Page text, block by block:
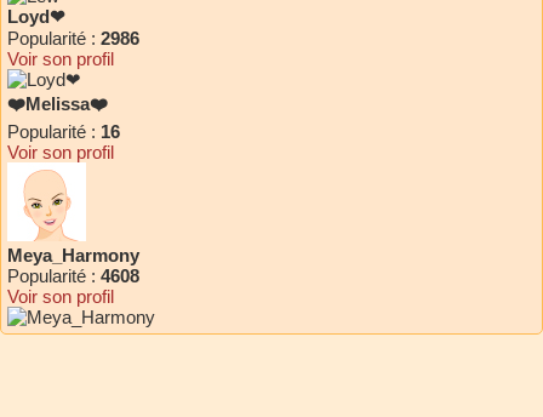
Loyd❤
Popularité : 2986
Voir son profil
❤️Melissa❤️
Popularité : 16
Voir son profil
Meya_Harmony
Popularité : 4608
Voir son profil